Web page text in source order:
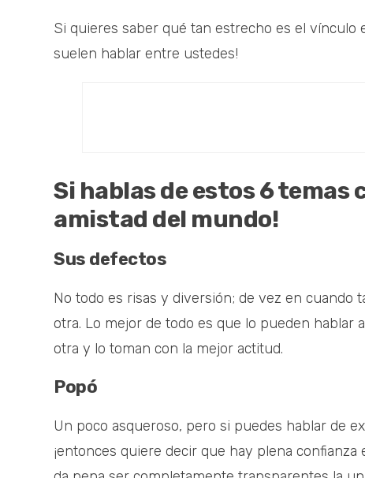
Si quieres saber qué tan estrecho es el vínculo
suelen hablar entre ustedes!
Si hablas de estos 6 temas
amistad del mundo!
Sus defectos
No todo es risas y diversión; de vez en cuando
otra. Lo mejor de todo es que lo pueden hablar
otra y lo toman con la mejor actitud.
Popó
Un poco asqueroso, pero si puedes hablar de
¡entonces quiere decir que hay plena